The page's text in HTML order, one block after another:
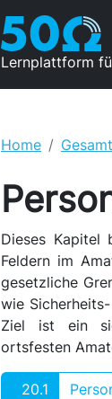
Lernplattform
Home
Dieses Kapitel
Feldern im
gesetzliche
wie
Ziel ist ein
ortsfesten
20.1